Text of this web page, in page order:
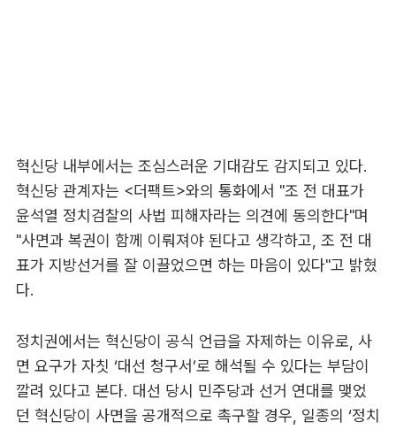
혁신당 내부에서는 조심스러운 기대감도 감지되고 있다.
혁신당 관계자는 <더팩트>와의 통화에서 "조 전 대표가
윤석열 정치검찰의 사법 피해자라는 의견에 동의한다"며
"사면과 복권이 함께 이뤄져야 된다고 생각하고, 조 전 대
표가 지방선거를 잘 이끌었으면 하는 마음이 있다"고 밝혔
다.
정치권에서는 혁신당이 공식 언급을 자제하는 이유로, 사
면 요구가 자칫 ‘대선 청구서’로 해석될 수 있다는 부담이
깔려 있다고 본다. 대선 당시 민주당과 선거 연대를 맺었
던 혁신당이 사면을 공개적으로 촉구할 경우, 일종의 ‘정치